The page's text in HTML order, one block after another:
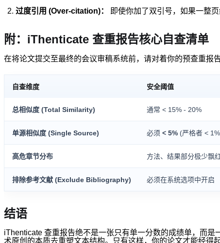
过度引用 (Over-citation)： 即使你加了双引号，如果一整
附：iThenticate 查重报告核心自查清单
在将论文提交至最终的会议审稿系统前，请对着你的预查重报
自查维度 安全阈值
总相似度 (Total Similarity) 通常 < 15% - 20%
单源相似度 (Single Source) 必须 < 5% (严格者 <
高危章节分布 方法、结果部分极少飘
排除参考文献 (Exclude Bibliography) 必须在系统选项中开启
结语
iThenticate 查重报告绝不是一张只有单一分数的成绩单，而
术原创的本质去重塑文本结构。只有这样，你的论文才能经得